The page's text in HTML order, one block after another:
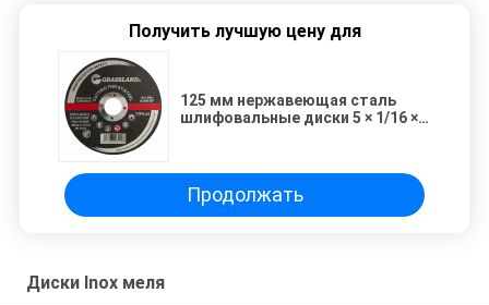
Получить лучшую цену для
125 мм нержавеющая сталь
шлифовальные диски 5 × 1/16 ×
Продолжать
Диски Inox меля